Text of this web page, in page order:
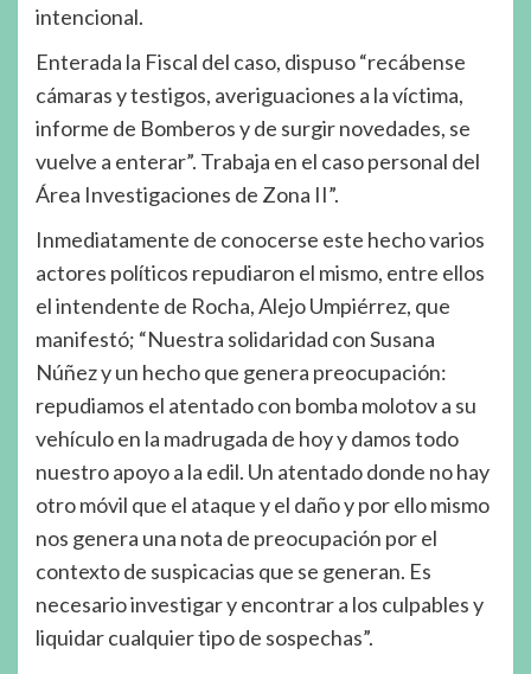
intencional.
Enterada la Fiscal del caso, dispuso “recábense
cámaras y testigos, averiguaciones a la víctima,
informe de Bomberos y de surgir novedades, se
vuelve a enterar”. Trabaja en el caso personal del
Área Investigaciones de Zona II”.
Inmediatamente de conocerse este hecho varios
actores políticos repudiaron el mismo, entre ellos
el intendente de Rocha, Alejo Umpiérrez, que
manifestó; “Nuestra solidaridad con Susana
Núñez y un hecho que genera preocupación:
repudiamos el atentado con bomba molotov a su
vehículo en la madrugada de hoy y damos todo
nuestro apoyo a la edil. Un atentado donde no hay
otro móvil que el ataque y el daño y por ello mismo
nos genera una nota de preocupación por el
contexto de suspicacias que se generan. Es
necesario investigar y encontrar a los culpables y
liquidar cualquier tipo de sospechas”.